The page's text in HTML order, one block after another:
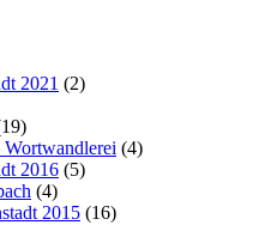
2021 (2)
Wortwandlerei (4)
2016 (5)
(4)
2015 (16)